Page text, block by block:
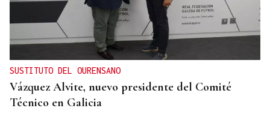
SUSTITUTO DEL OURENSANO
Vázquez Alvite, nuevo presidente del Comité
Técnico en Galicia